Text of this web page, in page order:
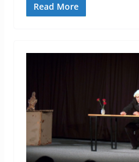
Read More